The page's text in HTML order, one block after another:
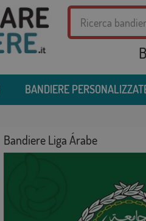
BANDIERE
Bandiere Liga Árabe